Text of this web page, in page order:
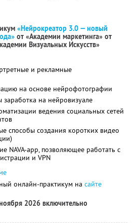
«Нейрокреатор 3.0 — новый
от «Академии маркетинга» от
Визуальных Искусств»
и рекламные
на основе нейрофотографии
заработка на нейровизуале
ведения социальных сетей
способы создания коротких видео
NAVA-app, позволяющее работать с
и VPN
онлайн-практикум на сайте
2026 включительно